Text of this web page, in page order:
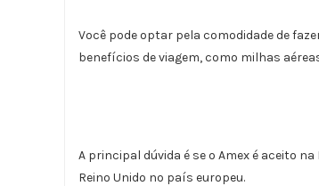
Você pode optar pela comodidade de
benefícios de viagem, como milhas
A principal dúvida é se o Amex é aceito
Reino Unido no país europeu.